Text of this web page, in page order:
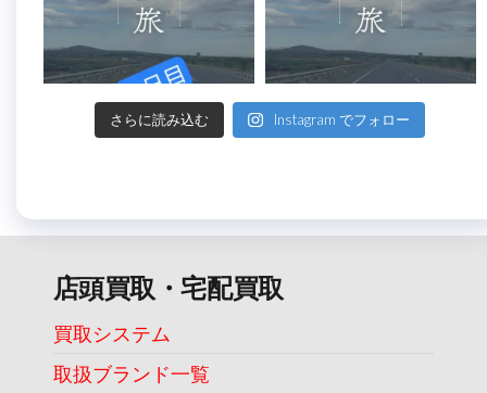
さらに読み込む Instagram でフォロー
店頭買取・宅配買取
買取システム
取扱ブランド一覧